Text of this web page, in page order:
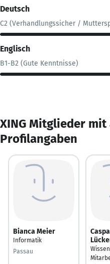
Deutsch
C2 (Verhandlungssicher /
Englisch
B1-B2 (Gute Kenntnisse)
XING Mitglieder
Profilangaben
Bianca Meier
Informatik
Passau